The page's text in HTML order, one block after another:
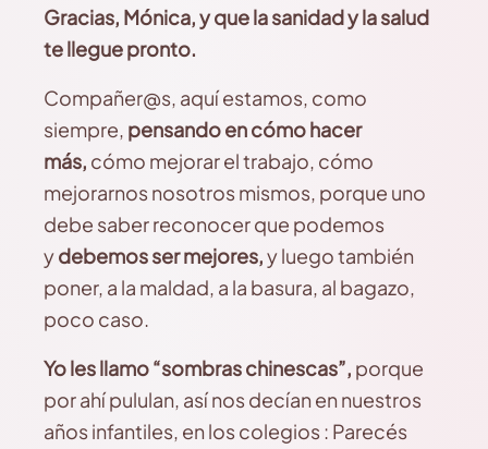
Gracias, Mónica, y que la sanidad y la salud
te llegue pronto.
Compañer@s, aquí estamos, como
siempre, pensando en cómo hacer
más, cómo mejorar el trabajo, cómo
mejorarnos nosotros mismos, porque uno
debe saber reconocer que podemos
ydebemos ser mejores,y luego también
poner, a la maldad, a la basura, al bagazo,
poco caso.
Yo les llamo “sombras chinescas”, porque
por ahí pululan, así nos decían en nuestros
años infantiles, en los colegios : Parecés